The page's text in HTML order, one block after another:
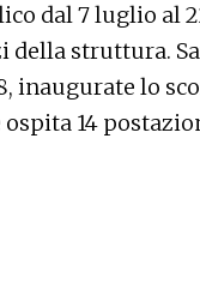
dal 7 luglio al
della struttura.
inaugurate lo
ospita 14